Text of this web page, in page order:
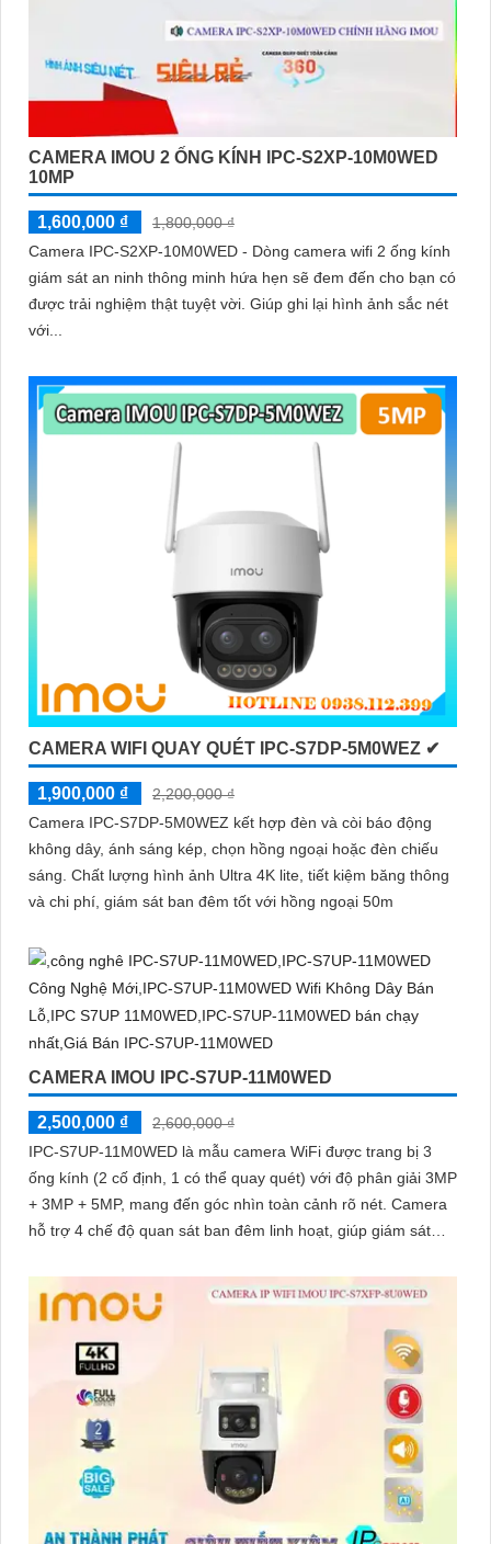
CAMERA IMOU 2 ỐNG KÍNH IPC-S2XP-10M0WED
10MP
1,600,000 ₫
1,800,000 ₫
Camera IPC-S2XP-10M0WED - Dòng camera wifi 2 ống kính
giám sát an ninh thông minh hứa hẹn sẽ đem đến cho bạn có
được trải nghiệm thật tuyệt vời. Giúp ghi lại hình ảnh sắc nét
với...
CAMERA WIFI QUAY QUÉT IPC-S7DP-5M0WEZ ✔
1,900,000 ₫
2,200,000 ₫
Camera IPC-S7DP-5M0WEZ kết hợp đèn và còi báo động
không dây, ánh sáng kép, chọn hồng ngoại hoặc đèn chiếu
sáng. Chất lượng hình ảnh Ultra 4K lite, tiết kiệm băng thông
và chi phí, giám sát ban đêm tốt với hồng ngoại 50m
CAMERA IMOU IPC-S7UP-11M0WED
2,500,000 ₫
2,600,000 ₫
IPC-S7UP-11M0WED là mẫu camera WiFi được trang bị 3
ống kính (2 cố định, 1 có thể quay quét) với độ phân giải 3MP
+ 3MP + 5MP, mang đến góc nhìn toàn cảnh rõ nét. Camera
hỗ trợ 4 chế độ quan sát ban đêm linh hoạt, giúp giám sát